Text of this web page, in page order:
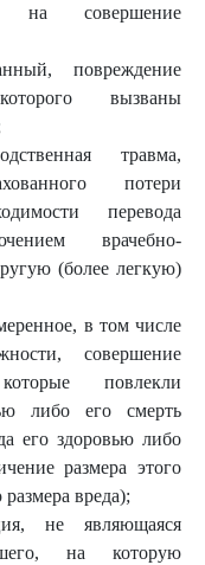
на совершение
повреждение
вызваны
травма,
потери
перевода
врачебно-
(более легкую)
в том числе
совершение
повлекли
либо его смерть
его здоровью либо
размера этого
вреда);
не являющаяся
на которую